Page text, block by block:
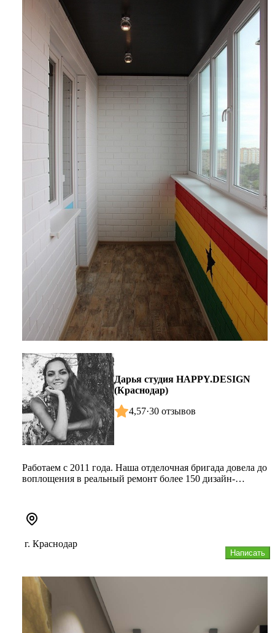
Дарья студия HAPPY.DESIGN
(Краснодар)
4,57·30 отзывов
Работаем с 2011 года. Наша отделочная бригада довела до
воплощения в реальный ремонт более 150 дизайн-
Написать
г. Краснодар